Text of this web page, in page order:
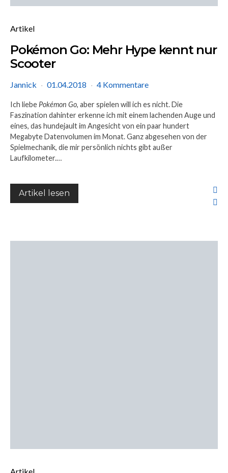
Artikel
Pokémon Go: Mehr Hype kennt nur
Scooter
Jannick 01.04.2018 4 Kommentare
Ich liebe Pokémon Go, aber spielen will ich es nicht. Die
Faszination dahinter erkenne ich mit einem lachenden Auge und
eines, das hundejault im Angesicht von ein paar hundert
Megabyte Datenvolumen im Monat. Ganz abgesehen von der
Spielmechanik, die mir persönlich nichts gibt außer
Laufkilometer.…
Artikel lesen